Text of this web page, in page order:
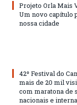
Projeto Orla Mais
Um novo capítulo
nossa cidade
42º Festival do
mais de 20 mil
com maratona de
nacionais e